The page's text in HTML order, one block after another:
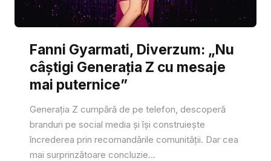
Fanni Gyarmati, Diverzum: „Nu
câștigi Generația Z cu mesaje
mai puternice”
Generația Z cumpără de pe telefon, descoperă
branduri pe social media și își construiește
încrederea prin recomandările comunității. Dar cea
mai surprinzătoare concluzie...